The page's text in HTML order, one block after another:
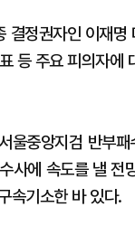
결정권자인 이재
등 주요 피의자에
울중앙지검 반부
사에 속도를 낼 전
속기소한 바 있다.